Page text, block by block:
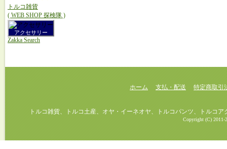
トルコ雑貨
( WEB SHOP 探検隊 )
アクセサリー
Zakka Search
ホーム 支払・配送 特定商取引
トルコ雑貨、トルコ土産、オヤ・イーネオヤ、トルコパンツ、トルコアク
Copyright (C) 2011-